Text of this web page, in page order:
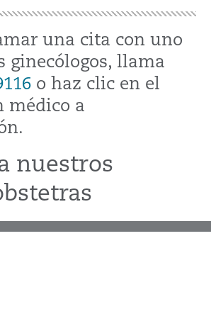
una cita con uno
ginecólogos, llama
o haz clic en el
médico a
nuestros